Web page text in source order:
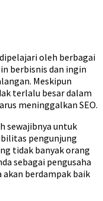
oleh berbagai
berbisnis dan ingin
Meskipun
terlalu besar dalam
meninggalkan SEO.
sewajibnya untuk
pengunjung
tidak banyak orang
sebagai pengusaha
berdampak baik